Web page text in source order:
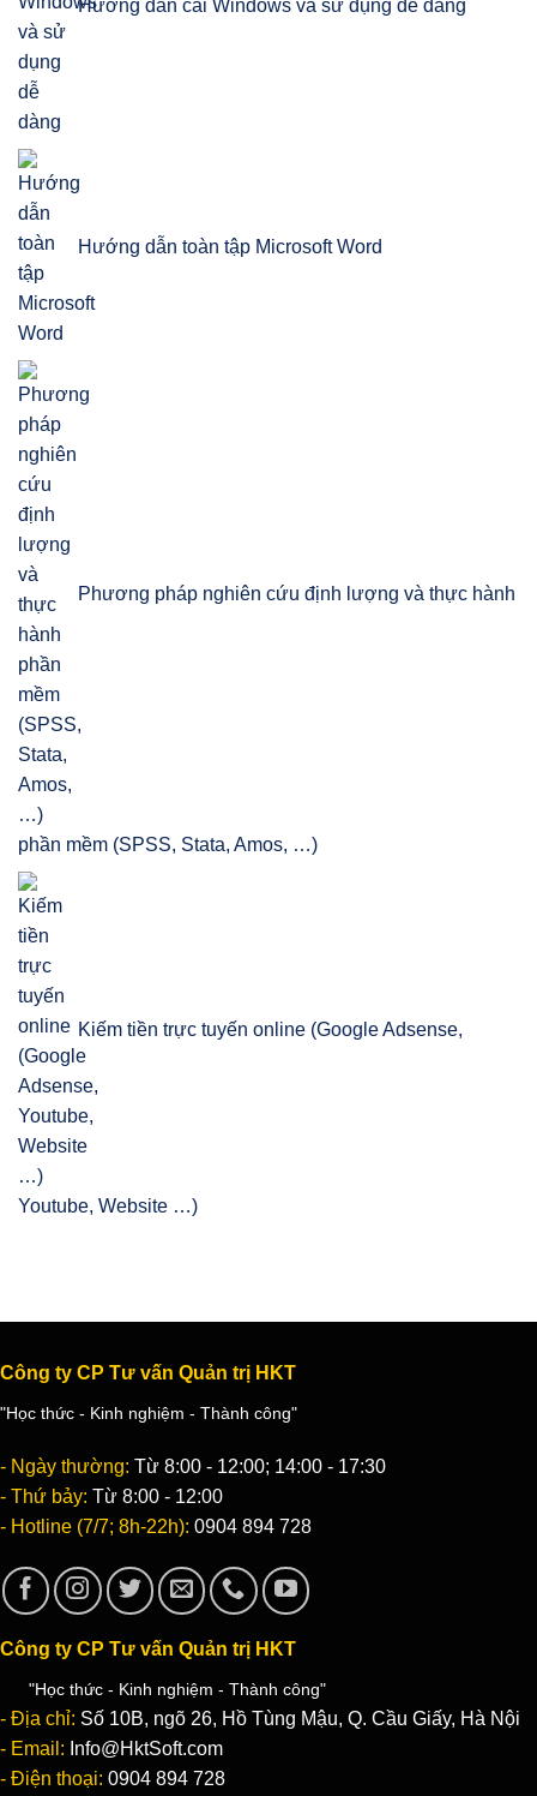
Hướng dẫn cài Windows và sử dụng dễ dàng
Hướng dẫn toàn tập Microsoft Word
Phương pháp nghiên cứu định lượng và thực hành
phần mềm (SPSS, Stata, Amos, …)
Kiếm tiền trực tuyến online (Google Adsense,
Youtube, Website …)
Công ty CP Tư vấn Quản trị HKT
"Học thức - Kinh nghiệm - Thành công"
- Ngày thường: Từ 8:00 - 12:00; 14:00 - 17:30
- Thứ bảy: Từ 8:00 - 12:00
- Hotline (7/7; 8h-22h): 0904 894 728
Công ty CP Tư vấn Quản trị HKT
"Học thức - Kinh nghiệm - Thành công"
- Địa chỉ: Số 10B, ngõ 26, Hồ Tùng Mậu, Q. Cầu Giấy, Hà Nội
- Email: Info@HktSoft.com
- Điện thoại: 0904 894 728